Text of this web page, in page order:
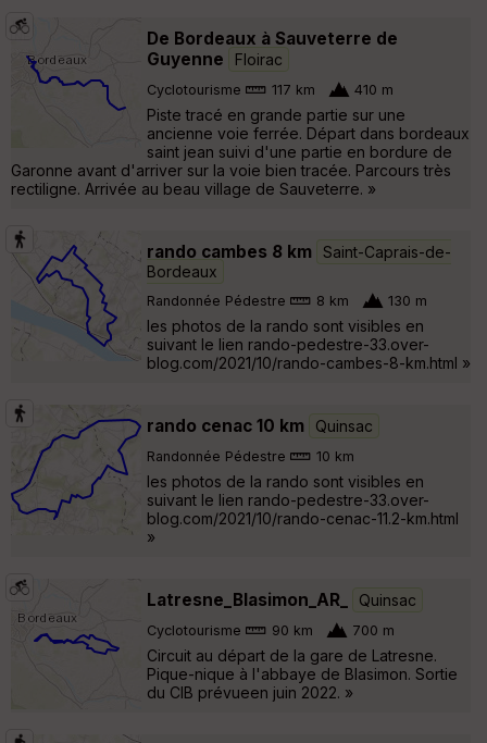
De Bordeaux à Sauveterre de
Guyenne
Floirac
Cyclotourisme 117 km 410 m
Piste tracé en grande partie sur une
ancienne voie ferrée. Départ dans bordeaux
saint jean suivi d'une partie en bordure de
Garonne avant d'arriver sur la voie bien tracée. Parcours très
rectiligne. Arrivée au beau village de Sauveterre. »
rando cambes 8 km
Saint-Caprais-de-
Bordeaux
Randonnée Pédestre 8 km 130 m
les photos de la rando sont visibles en
suivant le lien rando-pedestre-33.over-
blog.com/2021/10/rando-cambes-8-km.html »
rando cenac 10 km Quinsac
Randonnée Pédestre 10 km
les photos de la rando sont visibles en
suivant le lien rando-pedestre-33.over-
blog.com/2021/10/rando-cenac-11.2-km.html
»
Latresne_Blasimon_AR_ Quinsac
Cyclotourisme 90 km 700 m
Circuit au départ de la gare de Latresne.
Pique-nique à l'abbaye de Blasimon. Sortie
du CIB prévueen juin 2022. »